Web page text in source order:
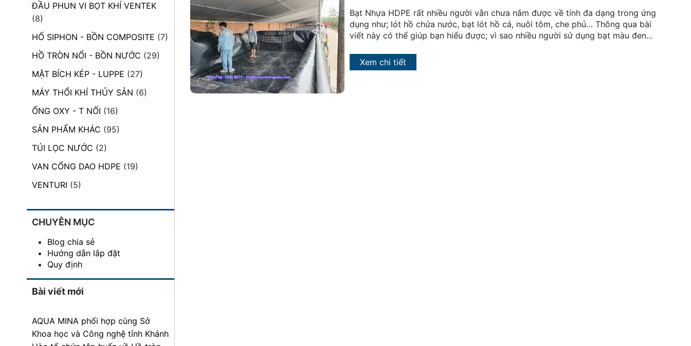
ĐẦU PHUN VI BỌT KHÍ VENTEK
(8)
HỐ SIPHON - BỒN COMPOSITE (7)
HỒ TRÒN NỔI - BỒN NƯỚC (29)
MẶT BÍCH KÉP - LUPPE (27)
MÁY THỔI KHÍ THỦY SẢN (6)
ỐNG OXY - T NỐI (16)
SẢN PHẨM KHÁC (95)
TÚI LỌC NƯỚC (2)
VAN CỔNG DAO HDPE (19)
VENTURI (5)
CHUYÊN MỤC
Blog chia sẻ
Hướng dẫn lắp đặt
Quy định
Bài viết mới
AQUA MINA phối hợp cùng Sở
Khoa học và Công nghệ tỉnh Khánh
Bạt Nhựa HDPE rất nhiều người vẫn chưa nắm được về tính đa dạng trong ứng
dụng như; lót hồ chứa nước, bạt lót hồ cá, nuôi tôm, che phủ… Thông qua bài
viết này có thể giúp bạn hiểu được; vì sao nhiều người sử dụng bạt màu đen...
Xem chi tiết